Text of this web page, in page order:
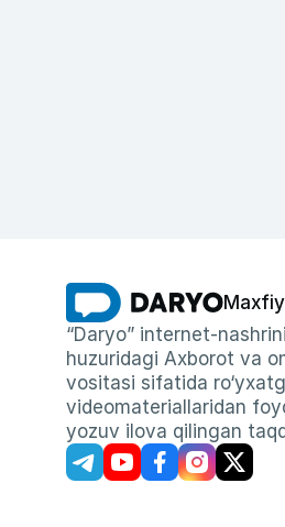
“Daryo” internet-
huzuridagi Axborot va
vositasi sifatida
videomateriallaridan
yozuv ilova qilingan